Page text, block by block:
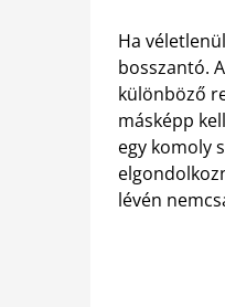
Ha
bosszantó.
különböző
másképp
egy komoly
lévén